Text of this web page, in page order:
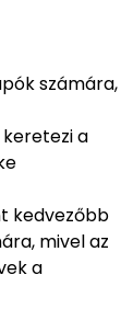
számára,
a
kedvezőbb
mivel az
a